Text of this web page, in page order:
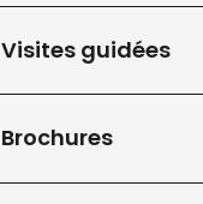
Visites guidées
Brochures